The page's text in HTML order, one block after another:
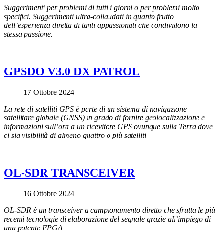
Suggerimenti per problemi di tutti i giorni o per problemi molto
specifici. Suggerimenti ultra-collaudati in quanto frutto
dell’esperienza diretta di tanti appassionati che condividono la
stessa passione.
GPSDO V3.0 DX PATROL
17 Ottobre 2024
La rete di satelliti GPS è parte di un sistema di navigazione
satellitare globale (GNSS) in grado di fornire geolocalizzazione e
informazioni sull’ora a un ricevitore GPS ovunque sulla Terra dove
ci sia visibilità di almeno quattro o più satelliti
OL-SDR TRANSCEIVER
16 Ottobre 2024
OL-SDR è un transceiver a campionamento diretto che sfrutta le più
recenti tecnologie di elaborazione del segnale grazie all’impiego di
una potente FPGA